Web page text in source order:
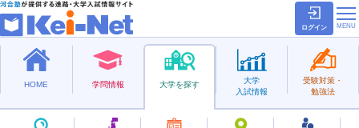
ログイン
HOME 学問情報 大学を探す
大学
入試情報
受験対策・
勉強法